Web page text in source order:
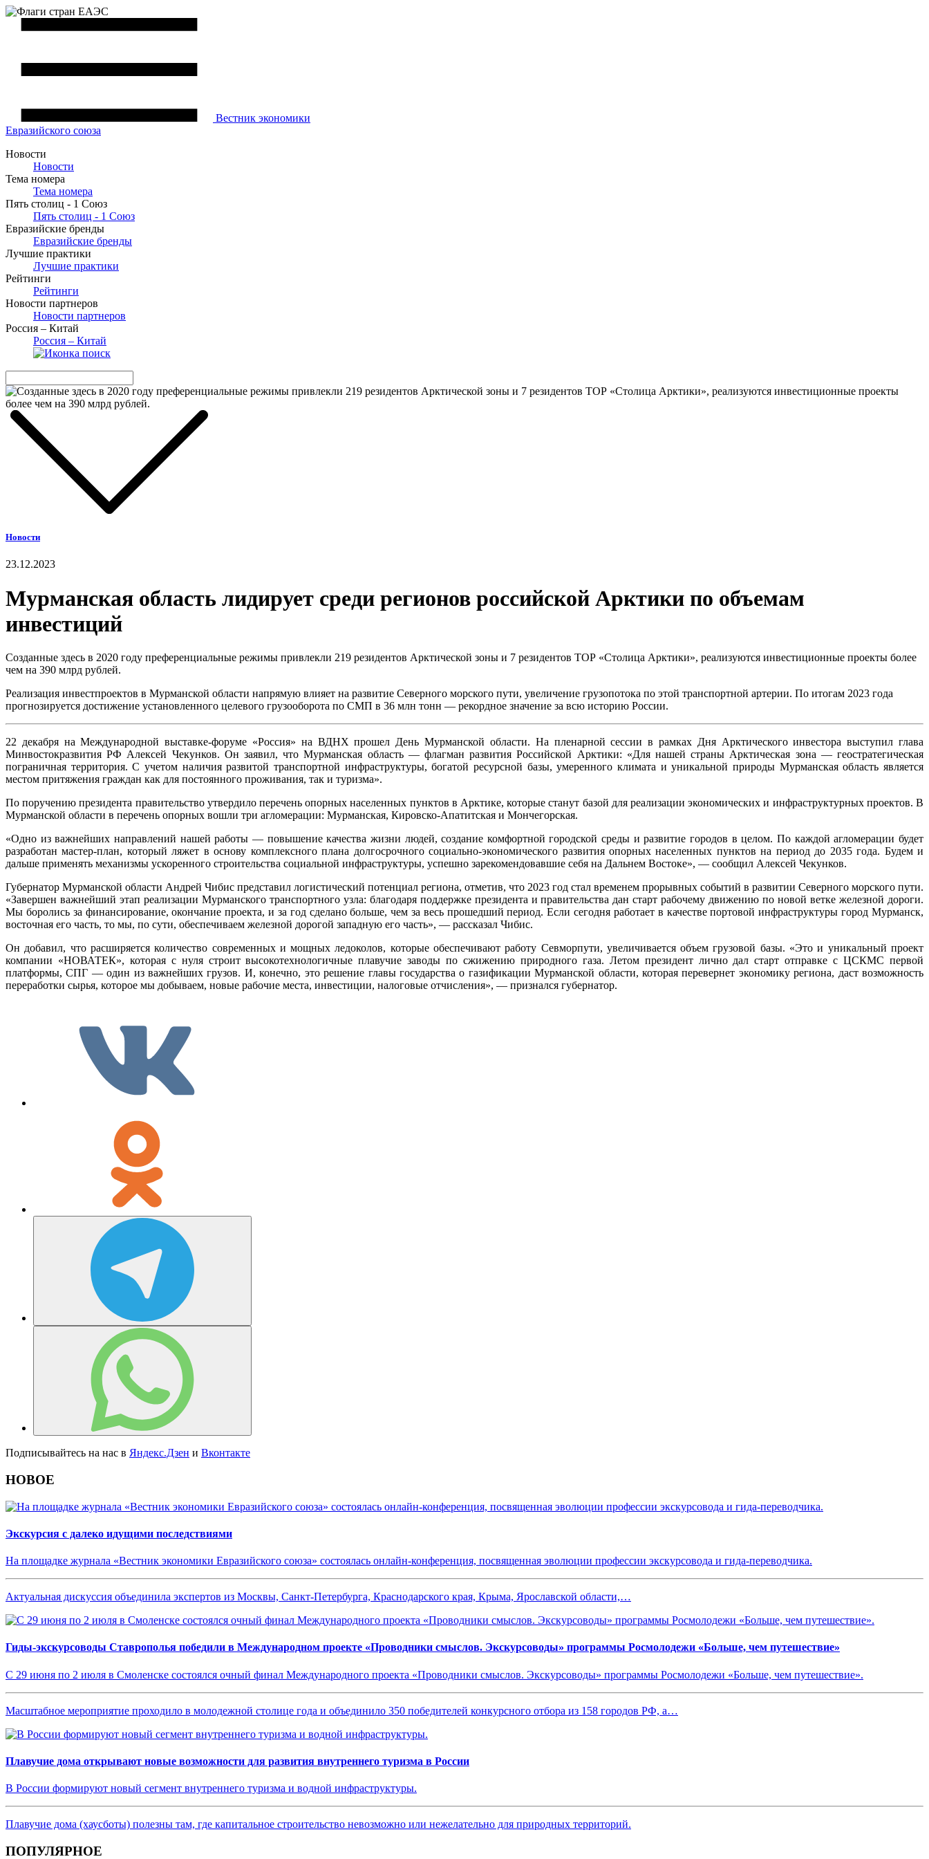
Вестник экономики
Евразийского союза
Новости
Новости
Тема номера
Тема номера
Пять столиц - 1 Союз
Пять столиц - 1 Союз
Евразийские бренды
Евразийские бренды
Лучшие практики
Лучшие практики
Рейтинги
Рейтинги
Новости партнеров
Новости партнеров
Россия – Китай
Россия – Китай
Новости
23.12.2023
Мурманская область лидирует среди регионов российской Арктики по объемам
инвестиций
Созданные здесь в 2020 году преференциальные режимы привлекли 219 резидентов Арктической зоны и 7 резидентов ТОР «Столица Арктики», реализуются инвестиционные проекты более
чем на 390 млрд рублей.
Реализация инвестпроектов в Мурманской области напрямую влияет на развитие Северного морского пути, увеличение грузопотока по этой транспортной артерии. По итогам 2023 года
прогнозируется достижение установленного целевого грузооборота по СМП в 36 млн тонн — рекордное значение за всю историю России.
22 декабря на Международной выставке-форуме «Россия» на ВДНХ прошел День Мурманской области. На пленарной сессии в рамках Дня Арктического инвестора выступил глава
Минвостокразвития РФ Алексей Чекунков. Он заявил, что Мурманская область — флагман развития Российской Арктики: «Для нашей страны Арктическая зона — геостратегическая
пограничная территория. С учетом наличия развитой транспортной инфраструктуры, богатой ресурсной базы, умеренного климата и уникальной природы Мурманская область является
местом притяжения граждан как для постоянного проживания, так и туризма».
По поручению президента правительство утвердило перечень опорных населенных пунктов в Арктике, которые станут базой для реализации экономических и инфраструктурных проектов. В
Мурманской области в перечень опорных вошли три агломерации: Мурманская, Кировско-Апатитская и Мончегорская.
«Одно из важнейших направлений нашей работы — повышение качества жизни людей, создание комфортной городской среды и развитие городов в целом. По каждой агломерации будет
разработан мастер-план, который ляжет в основу комплексного плана долгосрочного социально-экономического развития опорных населенных пунктов на период до 2035 года. Будем и
дальше применять механизмы ускоренного строительства социальной инфраструктуры, успешно зарекомендовавшие себя на Дальнем Востоке», — сообщил Алексей Чекунков.
Губернатор Мурманской области Андрей Чибис представил логистический потенциал региона, отметив, что 2023 год стал временем прорывных событий в развитии Северного морского пути.
«Завершен важнейший этап реализации Мурманского транспортного узла: благодаря поддержке президента и правительства дан старт рабочему движению по новой ветке железной дороги.
Мы боролись за финансирование, окончание проекта, и за год сделано больше, чем за весь прошедший период. Если сегодня работает в качестве портовой инфраструктуры город Мурманск,
восточная его часть, то мы, по сути, обеспечиваем железной дорогой западную его часть», — рассказал Чибис.
Он добавил, что расширяется количество современных и мощных ледоколов, которые обеспечивают работу Севморпути, увеличивается объем грузовой базы. «Это и уникальный проект
компании «НОВАТЕК», которая с нуля строит высокотехнологичные плавучие заводы по сжижению природного газа. Летом президент лично дал старт отправке с ЦСКМС первой
платформы, СПГ — один из важнейших грузов. И, конечно, это решение главы государства о газификации Мурманской области, которая перевернет экономику региона, даст возможность
переработки сырья, которое мы добываем, новые рабочие места, инвестиции, налоговые отчисления», — признался губернатор.
Подписывайтесь на нас в Яндекс.Дзен и Вконтакте
НОВОЕ
Экскурсия с далеко идущими последствиями
На площадке журнала «Вестник экономики Евразийского союза» состоялась онлайн-конференция, посвященная эволюции профессии экскурсовода и гида-переводчика.
Актуальная дискуссия объединила экспертов из Москвы, Санкт-Петербурга, Краснодарского края, Крыма, Ярославской области,…
Гиды-экскурсоводы Ставрополья победили в Международном проекте «Проводники смыслов. Экскурсоводы» программы Росмолодежи «Больше, чем путешествие»
С 29 июня по 2 июля в Смоленске состоялся очный финал Международного проекта «Проводники смыслов. Экскурсоводы» программы Росмолодежи «Больше, чем путешествие».
Масштабное мероприятие проходило в молодежной столице года и объединило 350 победителей конкурсного отбора из 158 городов РФ, а…
Плавучие дома открывают новые возможности для развития внутреннего туризма в России
В России формируют новый сегмент внутреннего туризма и водной инфраструктуры.
Плавучие дома (хаусботы) полезны там, где капитальное строительство невозможно или нежелательно для природных территорий.
ПОПУЛЯРНОЕ